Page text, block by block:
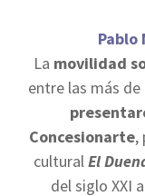
Pablo
La movilidad
entre las más de
Concesionarte,
culturalEl
del siglo XXI